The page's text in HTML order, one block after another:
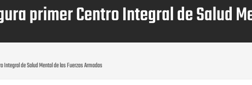
primer Centro Integral de Salud
de Salud Mental de las Fuerzas Armadas